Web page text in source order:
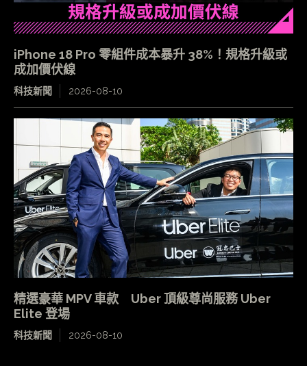
iPhone 18 Pro 零組件成本暴升 38%！規格升級或
成加價伏線
科技新聞 2026-08-10
精選豪華 MPV 車款 Uber 頂級尊尚服務 Uber
Elite 登場
科技新聞 2026-08-10